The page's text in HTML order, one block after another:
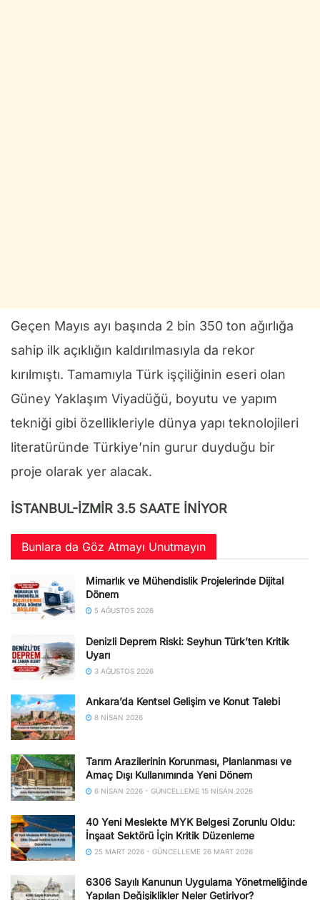
Geçen Mayıs ayı başında 2 bin 350 ton ağırlığa
sahip ilk açıklığın kaldırılmasıyla da rekor
kırılmıştı. Tamamıyla Türk işçiliğinin eseri olan
Güney Yaklaşım Viyadüğü, boyutu ve yapım
tekniği gibi özellikleriyle dünya yapı teknolojileri
literatüründe Türkiye’nin gurur duyduğu bir
proje olarak yer alacak.
İSTANBUL-İZMİR 3.5 SAATE İNİYOR
Bunlara da Göz Atmayı Unutmayın
Mimarlık ve Mühendislik Projelerinde Dijital
Dönem
5 AĞUSTOS 2026
Denizli Deprem Riski: Seyhun Türk’ten Kritik
Uyarı
3 AĞUSTOS 2026
Ankara’da Kentsel Gelişim ve Konut Talebi
8 NISAN 2026
Tarım Arazilerinin Korunması, Planlanması ve
Amaç Dışı Kullanımında Yeni Dönem
6 NISAN 2026 - GÜNCELLEME 15 NISAN 2026
40 Yeni Meslekte MYK Belgesi Zorunlu Oldu:
İnşaat Sektörü İçin Kritik Düzenleme
25 MART 2026 - GÜNCELLEME 26 MART 2026
6306 Sayılı Kanunun Uygulama Yönetmeliğinde
Yapılan Değişiklikler Neler Getiriyor?